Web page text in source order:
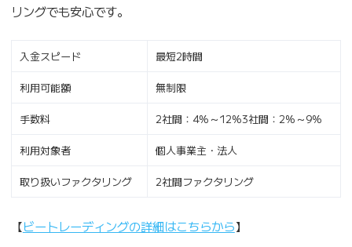
リングでも安心です。
入金スピード 最短2時間
利用可能額 無制限
手数料 2社間：4%～12%3社間：2%～9%
利用対象者 個人事業主・法人
取り扱いファクタリング 2社間ファクタリング
【ビートレーディングの詳細はこちらから】